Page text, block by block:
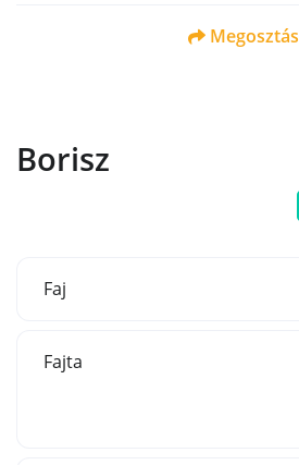
Megosztás
Borisz
Faj
Fajta